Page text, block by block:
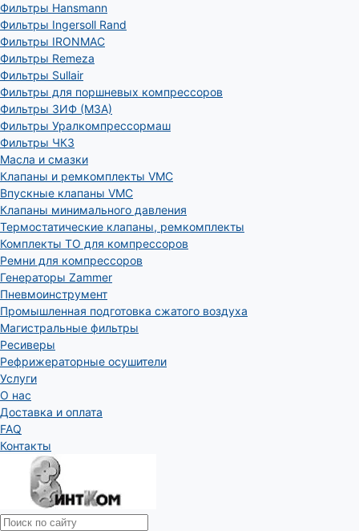
Фильтры Hansmann
Фильтры Ingersoll Rand
Фильтры IRONMAC
Фильтры Remeza
Фильтры Sullair
Фильтры для поршневых компрессоров
Фильтры ЗИФ (МЗА)
Фильтры Уралкомпрессормаш
Фильтры ЧКЗ
Масла и смазки
Клапаны и ремкомплекты VMC
Впускные клапаны VMC
Клапаны минимального давления
Термостатические клапаны, ремкомплекты
Комплекты ТО для компрессоров
Ремни для компрессоров
Генераторы Zammer
Пневмоинструмент
Промышленная подготовка сжатого воздуха
Магистральные фильтры
Ресиверы
Рефрижераторные осушители
Услуги
О нас
Доставка и оплата
FAQ
Контакты